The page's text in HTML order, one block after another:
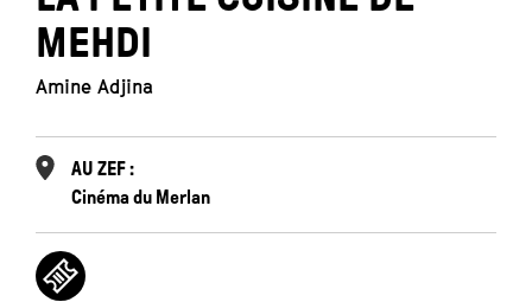
MEHDI
Amine Adjina
AU ZEF :
Cinéma du Merlan